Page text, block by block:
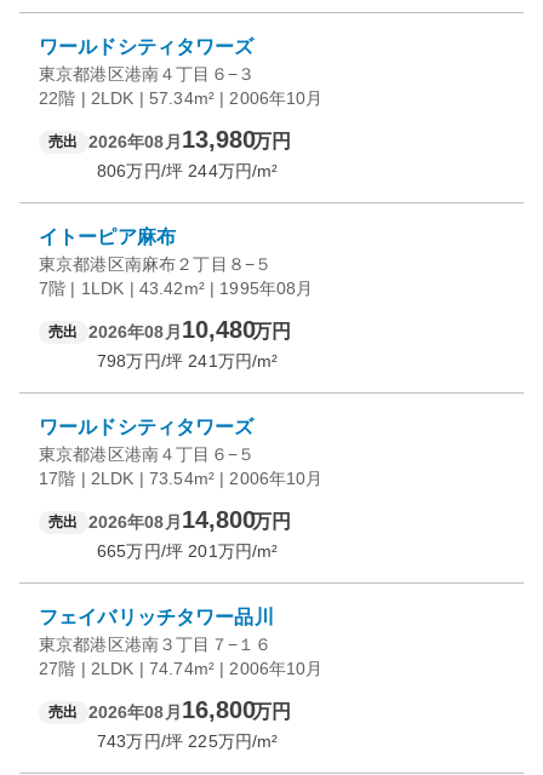
ワールドシティタワーズ
東京都港区港南４丁目６−３
22階 | 2LDK | 57.34m² | 2006年10月
売出 2026年08月 13,980万円
806万円/坪 244万円/m²
イトーピア麻布
東京都港区南麻布２丁目８−５
7階 | 1LDK | 43.42m² | 1995年08月
売出 2026年08月 10,480万円
798万円/坪 241万円/m²
ワールドシティタワーズ
東京都港区港南４丁目６−５
17階 | 2LDK | 73.54m² | 2006年10月
売出 2026年08月 14,800万円
665万円/坪 201万円/m²
フェイバリッチタワー品川
東京都港区港南３丁目７−１６
27階 | 2LDK | 74.74m² | 2006年10月
売出 2026年08月 16,800万円
743万円/坪 225万円/m²